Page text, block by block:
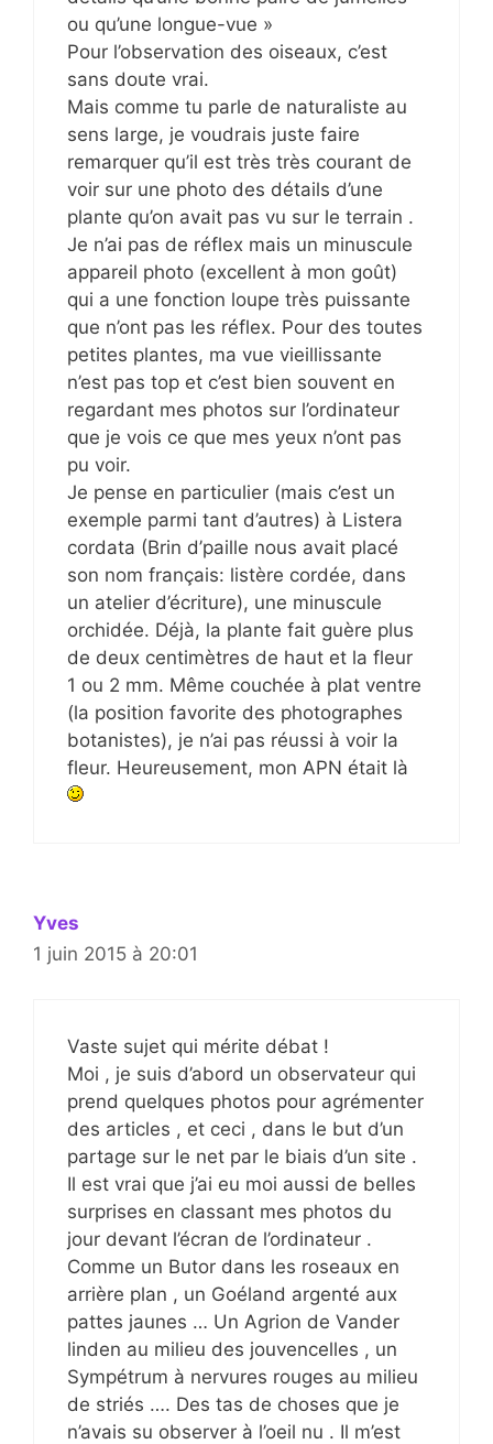
ou qu’une longue-vue »
Pour l’observation des oiseaux, c’est
sans doute vrai.
Mais comme tu parle de naturaliste au
sens large, je voudrais juste faire
remarquer qu’il est très très courant de
voir sur une photo des détails d’une
plante qu’on avait pas vu sur le terrain .
Je n’ai pas de réflex mais un minuscule
appareil photo (excellent à mon goût)
qui a une fonction loupe très puissante
que n’ont pas les réflex. Pour des toutes
petites plantes, ma vue vieillissante
n’est pas top et c’est bien souvent en
regardant mes photos sur l’ordinateur
que je vois ce que mes yeux n’ont pas
pu voir.
Je pense en particulier (mais c’est un
exemple parmi tant d’autres) à Listera
cordata (Brin d’paille nous avait placé
son nom français: listère cordée, dans
un atelier d’écriture), une minuscule
orchidée. Déjà, la plante fait guère plus
de deux centimètres de haut et la fleur
1 ou 2 mm. Même couchée à plat ventre
(la position favorite des photographes
botanistes), je n’ai pas réussi à voir la
fleur. Heureusement, mon APN était là
Yves
1 juin 2015 à 20:01
Vaste sujet qui mérite débat !
Moi , je suis d’abord un observateur qui
prend quelques photos pour agrémenter
des articles , et ceci , dans le but d’un
partage sur le net par le biais d’un site .
Il est vrai que j’ai eu moi aussi de belles
surprises en classant mes photos du
jour devant l’écran de l’ordinateur .
Comme un Butor dans les roseaux en
arrière plan , un Goéland argenté aux
pattes jaunes … Un Agrion de Vander
linden au milieu des jouvencelles , un
Sympétrum à nervures rouges au milieu
de striés …. Des tas de choses que je
n’avais su observer à l’oeil nu . Il m’est